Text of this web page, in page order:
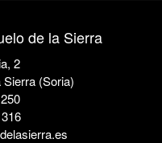
de la Sierra
2
(Soria)